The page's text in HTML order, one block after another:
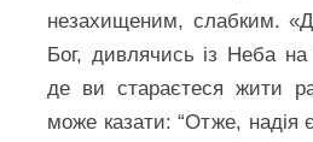
незахищеним, слабким.
Бог, дивлячись із Неба
де ви стараєтеся жити
може казати: “Отже, надія